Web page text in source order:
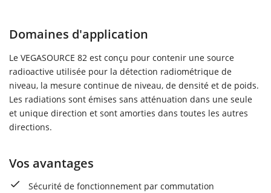
Domaines d'application
Le VEGASOURCE 82 est conçu pour contenir une source
radioactive utilisée pour la détection radiométrique de
niveau, la mesure continue de niveau, de densité et de poids.
Les radiations sont émises sans atténuation dans une seule
et unique direction et sont amorties dans toutes les autres
directions.
Vos avantages
Sécurité de fonctionnement par commutation